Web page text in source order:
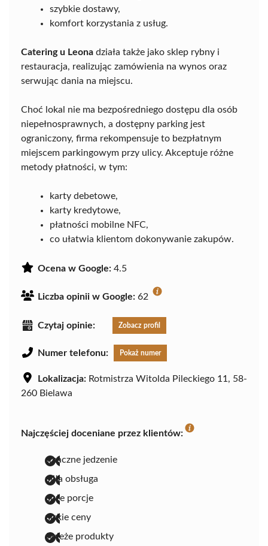
szybkie dostawy,
komfort korzystania z usług.
Catering u Leona działa także jako sklep rybny i
restauracja, realizując zamówienia na wynos oraz
serwując dania na miejscu.
Choć lokal nie ma bezpośredniego dostępu dla osób
niepełnosprawnych, a dostępny parking jest
ograniczony, firma rekompensuje to bezpłatnym
miejscem parkingowym przy ulicy. Akceptuje różne
metody płatności, w tym:
karty debetowe,
karty kredytowe,
płatności mobilne NFC,
co ułatwia klientom dokonywanie zakupów.
Ocena w Google: 4.5
Liczba opinii w Google: 62
Czytaj opinie: Zobacz profil
Numer telefonu: Pokaż numer
Lokalizacja: Rotmistrza Witolda Pileckiego 11, 58-
260 Bielawa
Najczęściej doceniane przez klientów:
smaczne jedzenie
miła obsługa
duże porcje
niskie ceny
świeże produkty